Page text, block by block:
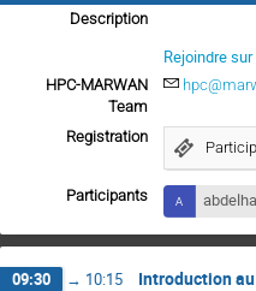
Description
Rejoindre
HPC-MARWAN
Team
Registration
Participants
09:30 → 10:15 Introduction